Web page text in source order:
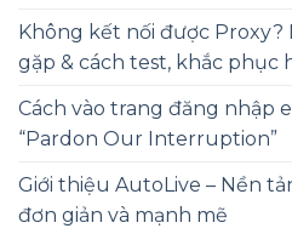
Không kết nối được
gặp & cách test, khắc phục
Cách vào trang đăng nhập
“Pardon Our Interruption”
Giới thiệu AutoLive – Nền
đơn giản và mạnh mẽ